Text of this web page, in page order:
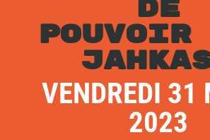
DE
VENDREDI 31
2023